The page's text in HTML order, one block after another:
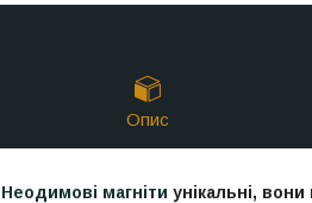
Опис
Неодимові магніти унікальні,